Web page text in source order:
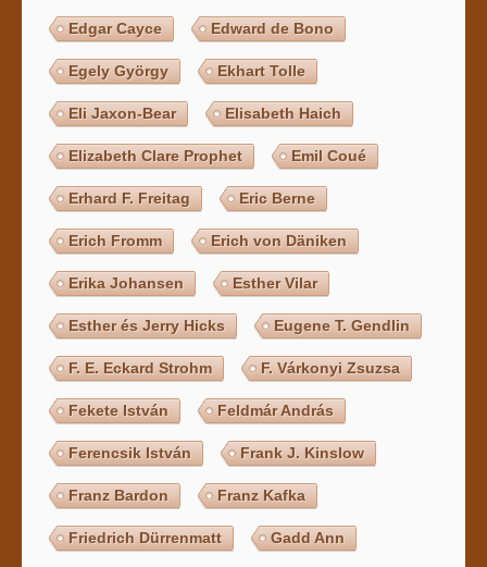
Edgar Cayce Edward de Bono
Egely György Ekhart Tolle
Eli Jaxon-Bear Elisabeth Haich
Elizabeth Clare Prophet Emil Coué
Erhard F. Freitag Eric Berne
Erich Fromm Erich von Däniken
Erika Johansen Esther Vilar
Esther és Jerry Hicks Eugene T. Gendlin
F. E. Eckard Strohm F. Várkonyi Zsuzsa
Fekete István Feldmár András
Ferencsik István Frank J. Kinslow
Franz Bardon Franz Kafka
Friedrich Dürrenmatt Gadd Ann